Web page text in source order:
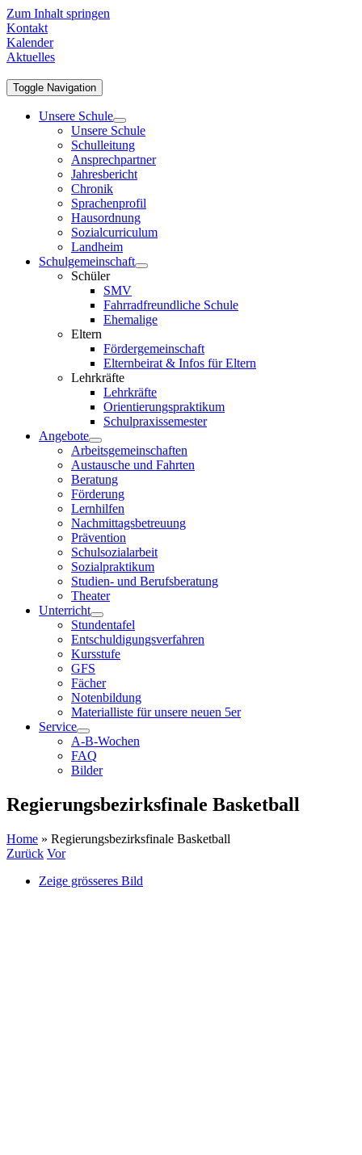
Zum Inhalt springen
Kontakt
Kalender
Aktuelles
Toggle Navigation
Unsere Schule
Unsere Schule
Schulleitung
Ansprechpartner
Jahresbericht
Chronik
Sprachenprofil
Hausordnung
Sozialcurriculum
Landheim
Schulgemeinschaft
Schüler
SMV
Fahrradfreundliche Schule
Ehemalige
Eltern
Fördergemeinschaft
Elternbeirat & Infos für Eltern
Lehrkräfte
Lehrkräfte
Orientierungspraktikum
Schulpraxissemester
Angebote
Arbeitsgemeinschaften
Austausche und Fahrten
Beratung
Förderung
Lernhilfen
Nachmittagsbetreuung
Prävention
Schulsozialarbeit
Sozialpraktikum
Studien- und Berufsberatung
Theater
Unterricht
Stundentafel
Entschuldigungsverfahren
Kursstufe
GFS
Fächer
Notenbildung
Materialliste für unsere neuen 5er
Service
A-B-Wochen
FAQ
Bilder
Regierungsbezirksfinale Basketball
Home » Regierungsbezirksfinale Basketball
Zurück Vor
Zeige grösseres Bild